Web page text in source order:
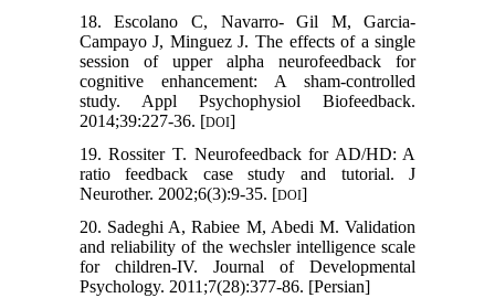
18. Escolano C, Navarro- Gil M, Garcia-
Campayo J, Minguez J. The effects of a single
session of upper alpha neurofeedback for
cognitive enhancement: A sham-controlled
study. Appl Psychophysiol Biofeedback.
2014;39:227-36. [DOI]
19. Rossiter T. Neurofeedback for AD/HD: A
ratio feedback case study and tutorial. J
Neurother. 2002;6(3):9-35. [DOI]
20. Sadeghi A, Rabiee M, Abedi M. Validation
and reliability of the wechsler intelligence scale
for children-IV. Journal of Developmental
Psychology. 2011;7(28):377-86. [Persian]